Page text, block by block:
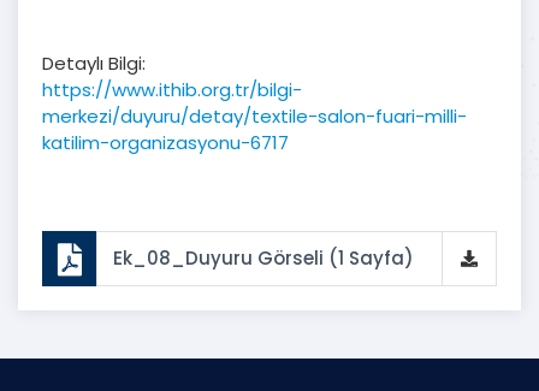
Detaylı Bilgi:
https://www.ithib.org.tr/bilgi-
merkezi/duyuru/detay/textile-salon-fuari-milli-
katilim-organizasyonu-6717
Ek_08_Duyuru Görseli (1 Sayfa)